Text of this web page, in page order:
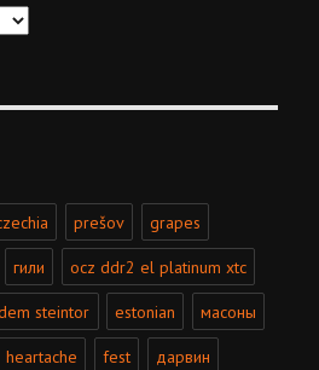
prešov grapes
гили ocz ddr2 el platinum xtc
steintor estonian масоны
heartache fest дарвин